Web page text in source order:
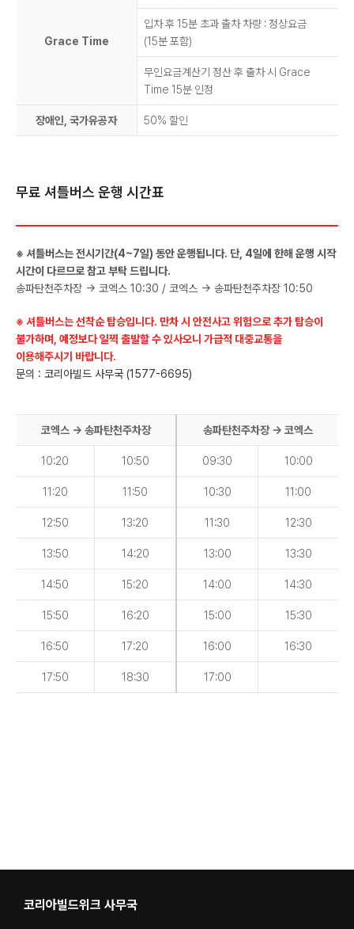
Grace Time
입차 후 15분 초과 출차 차량 : 정상요금
(15분 포함)
무인요금계산기 정산 후 출차 시 Grace
Time 15분 인정
장애인, 국가유공자 50% 할인
무료 셔틀버스 운행 시간표
※ 셔틀버스는 전시기간(4~7일) 동안 운행됩니다. 단, 4일에 한해 운행 시작
시간이 다르므로 참고 부탁 드립니다.
송파탄천주차장 → 코엑스 10:30 / 코엑스 → 송파탄천주차장 10:50
※ 셔틀버스는 선착순 탑승입니다. 만차 시 안전사고 위험으로 추가 탑승이
불가하며, 예정보다 일찍 출발할 수 있사오니 가급적 대중교통을
이용해주시기 바랍니다.
문의 : 코리아빌드 사무국 (1577-6695)
코엑스 → 송파탄천주차장 송파탄천주차장 → 코엑스
10:20 10:50 09:30 10:00
11:20 11:50 10:30 11:00
12:50 13:20 11:30 12:30
13:50 14:20 13:00 13:30
14:50 15:20 14:00 14:30
15:50 16:20 15:00 15:30
16:50 17:20 16:00 16:30
17:50 18:30 17:00
코리아빌드위크 사무국